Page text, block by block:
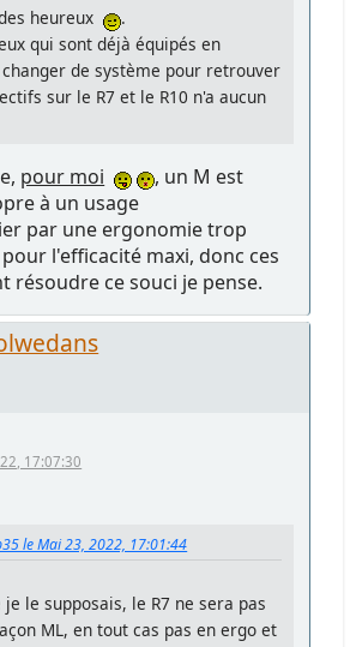
heureux
.
qui sont déjà équipés en
changer de système pour retrouver
sur le R7 et le R10 n'a aucun
pour moi
, un M est
à un usage
par une ergonomie trop
l'efficacité maxi, donc ces
résoudre ce souci je pense.
17:07:30
le Mai 23, 2022, 17:01:44
le supposais, le R7 ne sera pas
ML, en tout cas pas en ergo et